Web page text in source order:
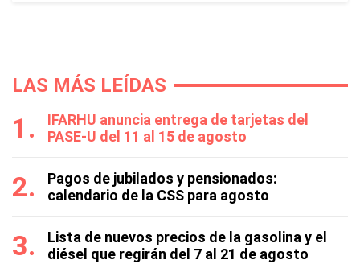
LAS MÁS LEÍDAS
IFARHU anuncia entrega de tarjetas del
PASE-U del 11 al 15 de agosto
Pagos de jubilados y pensionados:
calendario de la CSS para agosto
Lista de nuevos precios de la gasolina y el
diésel que regirán del 7 al 21 de agosto